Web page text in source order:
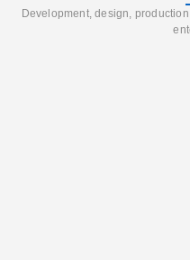
Development, design,